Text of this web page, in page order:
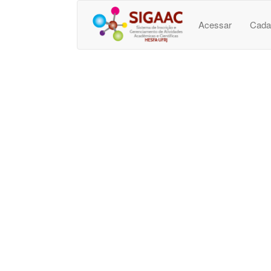
Acessar